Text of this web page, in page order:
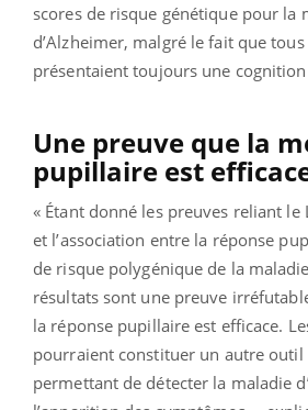
scores de risque génétique pour la
d’Alzheimer, malgré le fait que
présentaient toujours une
Une preuve que la
pupillaire est
« Étant donné les preuves reliant le
et l’association entre la réponse
de risque polygénique de la
résultats sont une preuve
la réponse pupillaire est efficace.
pourraient constituer un autre outil
permettant de détecter la maladie